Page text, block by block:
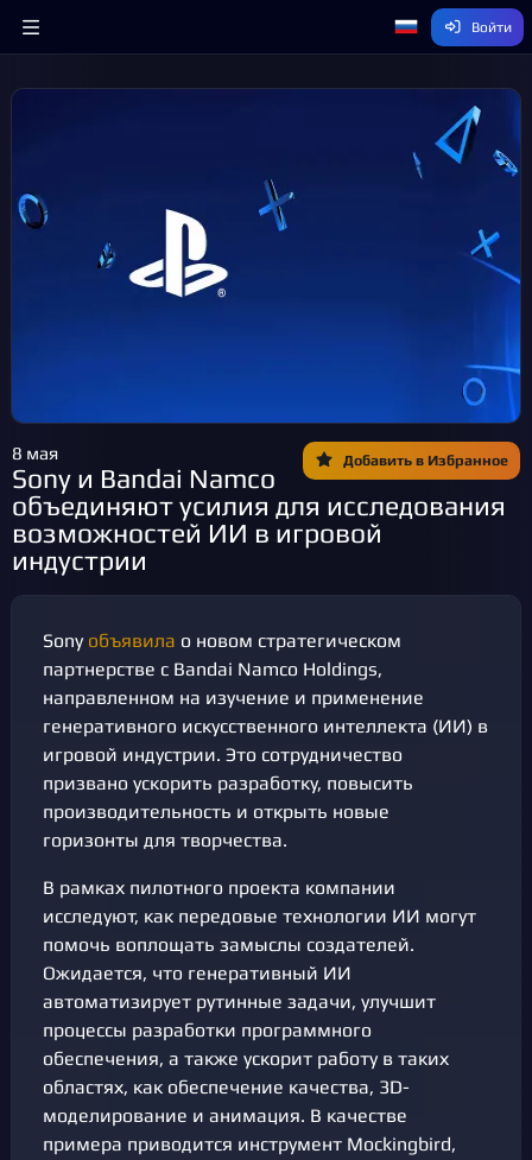
Войти
Добавить в Избранное
8 мая
Sony и Bandai Namco
объединяют усилия для исследования
возможностей ИИ в игровой
индустрии
Sony объявила о новом стратегическом
партнерстве с Bandai Namco Holdings,
направленном на изучение и применение
генеративного искусственного интеллекта (ИИ) в
игровой индустрии. Это сотрудничество
призвано ускорить разработку, повысить
производительность и открыть новые
горизонты для творчества.
В рамках пилотного проекта компании
исследуют, как передовые технологии ИИ могут
помочь воплощать замыслы создателей.
Ожидается, что генеративный ИИ
автоматизирует рутинные задачи, улучшит
процессы разработки программного
обеспечения, а также ускорит работу в таких
областях, как обеспечение качества, 3D-
моделирование и анимация. В качестве
примера приводится инструмент Mockingbird,